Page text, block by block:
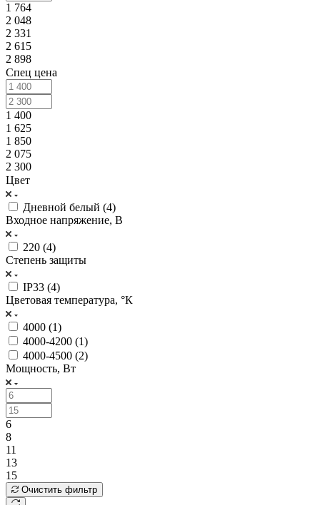
1 764
2 048
2 331
2 615
2 898
Спец цена
1 400
1 625
1 850
2 075
2 300
Цвет
Дневной белый (4)
Входное напряжение, В
220 (4)
Степень защиты
IP33 (4)
Цветовая температура, °К
4000 (1)
4000-4200 (1)
4000-4500 (2)
Мощность, Вт
6
8
11
13
15
Очистить фильтр